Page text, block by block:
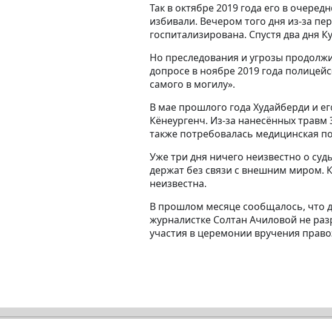
Так в октябре 2019 года его в
избивали. Вечером того дня из-за
госпитализирована. Спустя два дня
Но преследования и угрозы
допросе в ноябре 2019 года
самого в могилу».
В мае прошлого года Худайберди и
Кёнеургенч. Из-за нанесённых
также потребовалась медицинская
Уже три дня ничего неизвестно о
держат без связи с внешним миром.
неизвестна.
В прошлом месяце сообщалось, что
журналистке Солтан Ачиловой не
участия в церемонии вручения